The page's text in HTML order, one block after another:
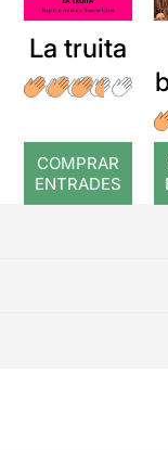
La truita
COMPRAR
ENTRADES